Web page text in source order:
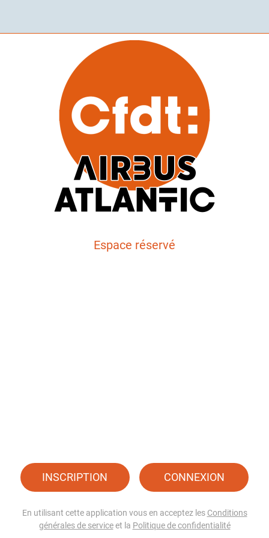
Espace réservé
INSCRIPTION CONNEXION
En utilisant cette application vous en acceptez les Conditions
générales de serviceet la Politique de confidentialité